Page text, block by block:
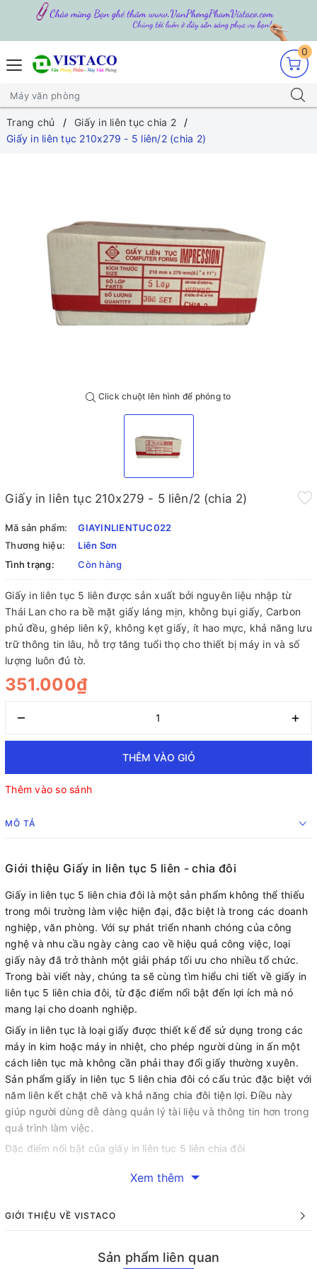
0
Trang chủ
Giấy in liên tục chia 2
Giấy in liên tục 210x279 - 5 liên/2 (chia 2)
Click chuột lên hình để phóng to
Giấy in liên tục 210x279 - 5 liên/2 (chia 2)
Mã sản phẩm:
GIAYINLIENTUC022
Thương hiệu:
Liên Sơn
Tình trạng:
Còn hàng
Giấy in liên tục 5 liên được sản xuất bởi nguyên liệu nhập từ
Thái Lan cho ra bề mặt giấy láng mịn, không bụi giấy, Carbon
phủ đều, ghép liên kỹ, không kẹt giấy, ít hao mực, khả năng lưu
trữ thông tin lâu, hỗ trợ tăng tuổi thọ cho thiết bị máy in và số
lượng luôn đủ tờ.
351.000₫
– +
THÊM VÀO GIỎ
Thêm vào so sánh
MÔ TẢ
Giới thiệu Giấy in liên tục 5 liên - chia đôi
Giấy in liên tục 5 liên chia đôi là một sản phẩm không thể thiếu
trong môi trường làm việc hiện đại, đặc biệt là trong các doanh
nghiệp, văn phòng. Với sự phát triển nhanh chóng của công
nghệ và nhu cầu ngày càng cao về hiệu quả công việc, loại
giấy này đã trở thành một giải pháp tối ưu cho nhiều tổ chức.
Trong bài viết này, chúng ta sẽ cùng tìm hiểu chi tiết về giấy in
liên tục 5 liên chia đôi, từ đặc điểm nổi bật đến lợi ích mà nó
mang lại cho doanh nghiệp.
Giấy in liên tục là loại giấy được thiết kế để sử dụng trong các
máy in kim hoặc máy in nhiệt, cho phép người dùng in ấn một
cách liên tục mà không cần phải thay đổi giấy thường xuyên.
Sản phẩm giấy in liên tục 5 liên chia đôi có cấu trúc đặc biệt với
năm liên kết chặt chẽ và khả năng chia đôi tiện lợi. Điều này
giúp người dùng dễ dàng quản lý tài liệu và thông tin hơn trong
quá trình làm việc.
Đặc điểm nổi bật của giấy in liên tục 5 liên chia đôi
Giấy in liên tục 5 liên chia đôi được thiết kế với năm tờ giấy nối
chia đôi này không chỉ giúp tiết kiệm diện tích lưu trữ mà còn
phận khác nhau trong doanh nghiệp. Nhờ vào cấu trúc này,
Xem thêm
GIỚI THIỆU VỀ VISTACO
Sản phẩm liên quan